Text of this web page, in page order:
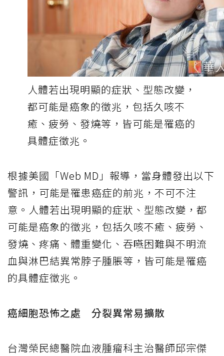
人體若出現明顯的症狀、型態改變，
都可能是癌象的徵兆，包括久咳不
癒、疲勞、發燒等，皆可能是罹癌的
具體症徵兆。
根據美國「Web MD」報導，當身體發出以下
警訊，可能是罹患癌症的前兆，不可不注
意。人體若出現明顯的症狀、型態改變，都
可能是癌象的徵兆，包括久咳不癒、疲勞、
發燒、疼痛、體重變化、吞嚥困難與不明流
血與淋巴結異常脖子腫脹等，皆可能是罹癌
的具體症徵兆。
癌細胞恐怖之處 分裂異常易擴散
台灣榮民總醫院血液腫瘤科主治醫師邱宗傑